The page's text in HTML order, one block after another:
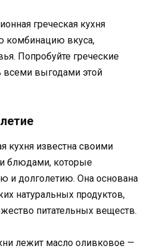
греческая кухня
комбинацию вкуса,
Попробуйте греческие
всеми выгодами этой
кухня известна своими
блюдами, которые
и долголетию. Она основана
натуральных продуктов,
питательных веществ.
лежит масло оливковое —